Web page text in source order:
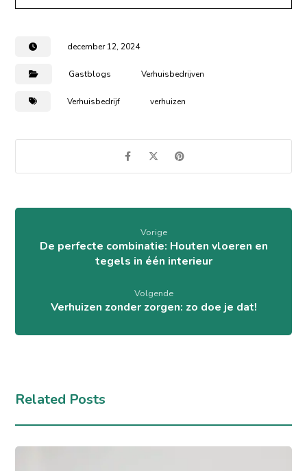
december 12, 2024
Gastblogs Verhuisbedrijven
Verhuisbedrijf verhuizen
Vorige
De perfecte combinatie: Houten vloeren en
tegels in één interieur
Volgende
Verhuizen zonder zorgen: zo doe je dat!
Related Posts